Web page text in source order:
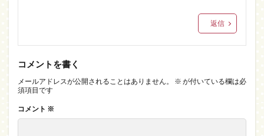
返信
コメントを書く
メールアドレスが公開されることはありません。 ※ が付いている欄は必
須項目です
コメント ※